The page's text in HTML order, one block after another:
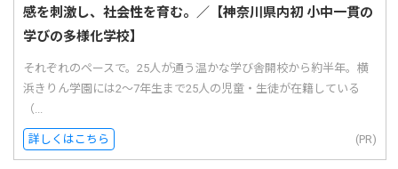
感を刺激し、社会性を育む。／【神奈川県内初 小中一貫の
学びの多様化学校】
それぞれのペースで。25人が通う温かな学び舎開校から約半年。横
浜きりん学園には2〜7年生まで25人の児童・生徒が在籍している
（...
詳しくはこちら (PR)